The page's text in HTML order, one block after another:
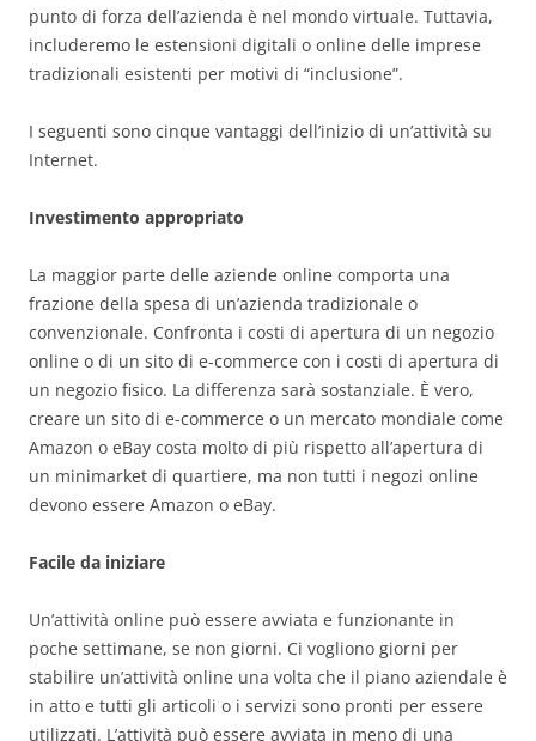
punto di forza dell’azienda è nel mondo virtuale. Tuttavia,
includeremo le estensioni digitali o online delle imprese
tradizionali esistenti per motivi di “inclusione”.
I seguenti sono cinque vantaggi dell’inizio di un’attività su
Internet.
Investimento appropriato
La maggior parte delle aziende online comporta una
frazione della spesa di un’azienda tradizionale o
convenzionale. Confronta i costi di apertura di un negozio
online o di un sito di e-commerce con i costi di apertura di
un negozio fisico. La differenza sarà sostanziale. È vero,
creare un sito di e-commerce o un mercato mondiale come
Amazon o eBay costa molto di più rispetto all’apertura di
un minimarket di quartiere, ma non tutti i negozi online
devono essere Amazon o eBay.
Facile da iniziare
Un’attività online può essere avviata e funzionante in
poche settimane, se non giorni. Ci vogliono giorni per
stabilire un’attività online una volta che il piano aziendale è
in atto e tutti gli articoli o i servizi sono pronti per essere
utilizzati. L’attività può essere avviata in meno di una